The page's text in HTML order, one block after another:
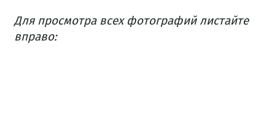
Для просмотра всех фотографий листайте
вправо: